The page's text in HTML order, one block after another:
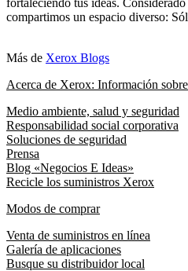
fortaleciendo tus ideas.
compartimos un espacio diverso:
Más de Xerox Blogs
Acerca de Xerox: Información
Medio ambiente, salud y seguridad
Responsabilidad social corporativa
Soluciones de seguridad
Prensa
Blog «Negocios E Ideas»
Recicle los suministros Xerox
Modos de comprar
Venta de suministros en línea
Galería de aplicaciones
Busque su distribuidor local